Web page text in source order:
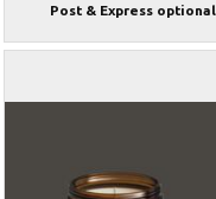
Post & Express optional